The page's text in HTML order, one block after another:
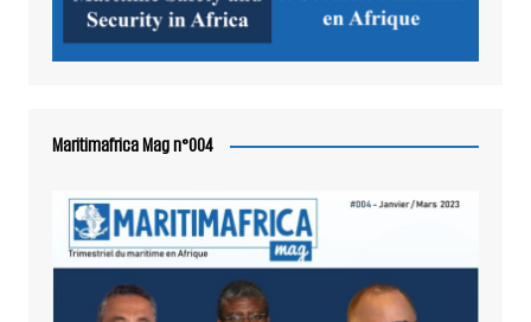
Maritimafrica Mag n°004